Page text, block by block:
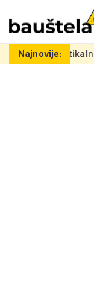
Najnovije:
selo: Nizozemci